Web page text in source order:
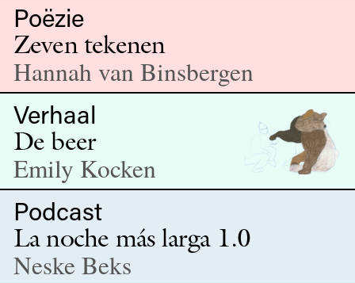
Poëzie
Zeven tekenen
Hannah van Binsbergen
Verhaal
De beer
Emily Kocken
Podcast
La noche más larga 1.0
Neske Beks